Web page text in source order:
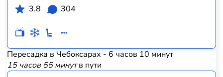
3.8
304
Пересадка в Чебоксарах - 6 часов 10 минут
15 часов 55 минутв пути